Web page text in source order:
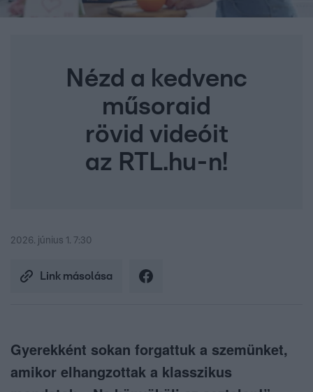
Nézd a kedvenc
műsoraid
rövid videóit
az RTL.hu-n!
2026. június 1. 7:30
Link másolása
Gyerekként sokan forgattuk a szemünket,
amikor elhangzottak a klasszikus